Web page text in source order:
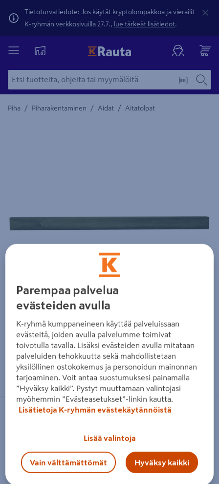
Tietoturvatiedote: Jos käytät kryptolompakkoa ja vierailit
K-ryhmän verkkosivuilla 27.7., lue tärkeät lisätiedot.
Piha / Piharakentaminen / Aidat / Aitatolpat
Yksityiskohtainen kuvaus löytyy Tuotteen kuvaus -
Zoomaa kuvaa sormilla kosketusnäytöllä
90x90x1500mm kestopuu vihreä
TAMMISTON PUU
Tuotenumero:500883159 EAN-koodi : 6420160877962
Parempaa palvelua
evästeiden avulla
K-ryhmä kumppaneineen käyttää palveluissaan
evästeitä, joiden avulla palvelumme toimivat
toivotulla tavalla. Lisäksi evästeiden avulla mitataan
palveluiden tehokkuutta sekä mahdollistetaan
yksilöllinen ostokokemus ja personoidun mainonnan
tarjoaminen. Voit antaa suostumuksesi painamalla
”Hyväksy kaikki”. Pystyt muuttamaan valintojasi
myöhemmin ”Evästeasetukset”-linkin kautta.
Lisätietoja K-ryhmän evästekäytännöistä
Lisää valintoja
Vain välttämättömät Hyväksy kaikki